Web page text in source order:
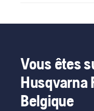
Vous êtes
Husqvarna
Belgique